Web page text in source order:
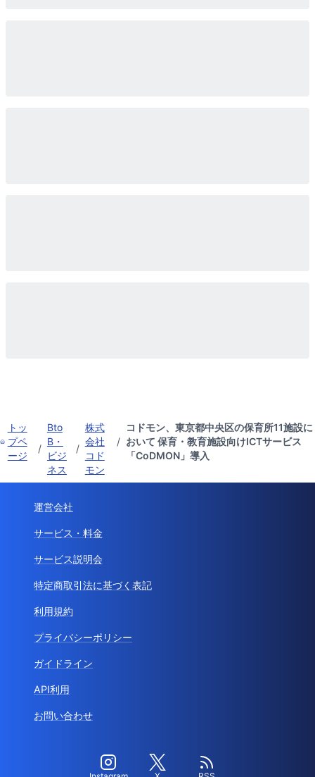
トッ
プペ
ージ
/
Bto
B・
ビジ
ネス
/
株式
会社
コド
モン
/
コドモン、東京都中央区の保育所11施設に
おいて 保育・教育施設向けICTサービス
「CoDMON」導入
運営会社
サービス・料金
サービス説明会
特定商取引法に基づく表記
利用規約
プライバシーポリシー
ガイドライン
API利用
お問い合わせ